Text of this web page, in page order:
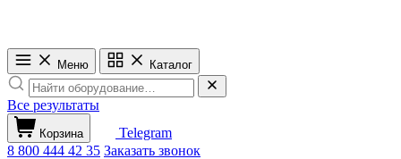
Меню Каталог
Все результаты
Корзина
Telegram
8 800 444 42 35 Заказать звонок